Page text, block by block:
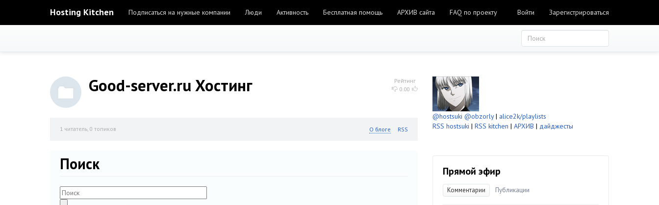
Hosting Kitchen Подписаться на нужные компании Люди Активность Бесплатная помощь АРХИВ сайта FAQ по проекту Войти Зарегистрироваться
Рейтинг
0.00
Good-server.ru Хостинг
1 читатель, 0 топиков О блоге RSS
Поиск
@hostsuki @obzorly| alice2k/playlists
RSS hostsuki | RSS kitchen | АРХИВ | дайджесты
Прямой эфир
Комментарии Публикации